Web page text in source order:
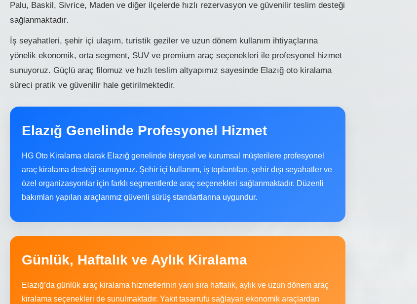
Palu, Baskil, Sivrice, Maden ve diğer ilçelerde hızlı rezervasyon ve güvenilir teslim desteği
sağlanmaktadır.
İş seyahatleri, şehir içi ulaşım, turistik geziler ve uzun dönem kullanım ihtiyaçlarına
yönelik ekonomik, orta segment, SUV ve premium araç seçenekleri ile profesyonel hizmet
sunuyoruz. Güçlü araç filomuz ve hızlı teslim altyapımız sayesinde Elazığ oto kiralama
süreci pratik ve güvenilir hale getirilmektedir.
Elazığ Genelinde Profesyonel Hizmet
HG Oto Kiralama olarak Elazığ genelinde bireysel ve kurumsal müşterilere profesyonel
araç kiralama desteği sunuyoruz. Şehir içi kullanım, iş toplantıları, şehir dışı seyahatler ve
özel organizasyonlar için farklı segmentlerde araç seçenekleri sağlanmaktadır. Düzenli
bakımları yapılan araçlarımız güvenli sürüş standartlarına uygundur.
Günlük, Haftalık ve Aylık Kiralama
Elazığ’da günlük araç kiralama hizmetlerinin yanı sıra haftalık, aylık ve uzun dönem araç
kiralama seçenekleri de sunulmaktadır. Yakıt tasarrufu sağlayan ekonomik araçlardan